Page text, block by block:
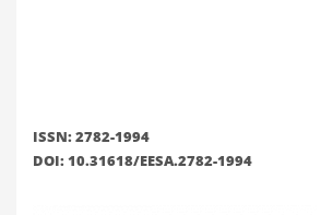
ISSN: 2782-1994
DOI: 10.31618/EESA.2782-1994